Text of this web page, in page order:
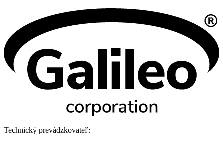
Technický prevádzkovateľ: